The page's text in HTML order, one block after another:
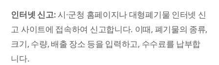
인터넷 신고: 시·군청 홈페이지나 대형폐기물 인터넷 신
고 사이트에 접속하여 신고합니다. 이때, 폐기물의 종류,
크기, 수량, 배출 장소 등을 입력하고, 수수료를 납부합
니다.